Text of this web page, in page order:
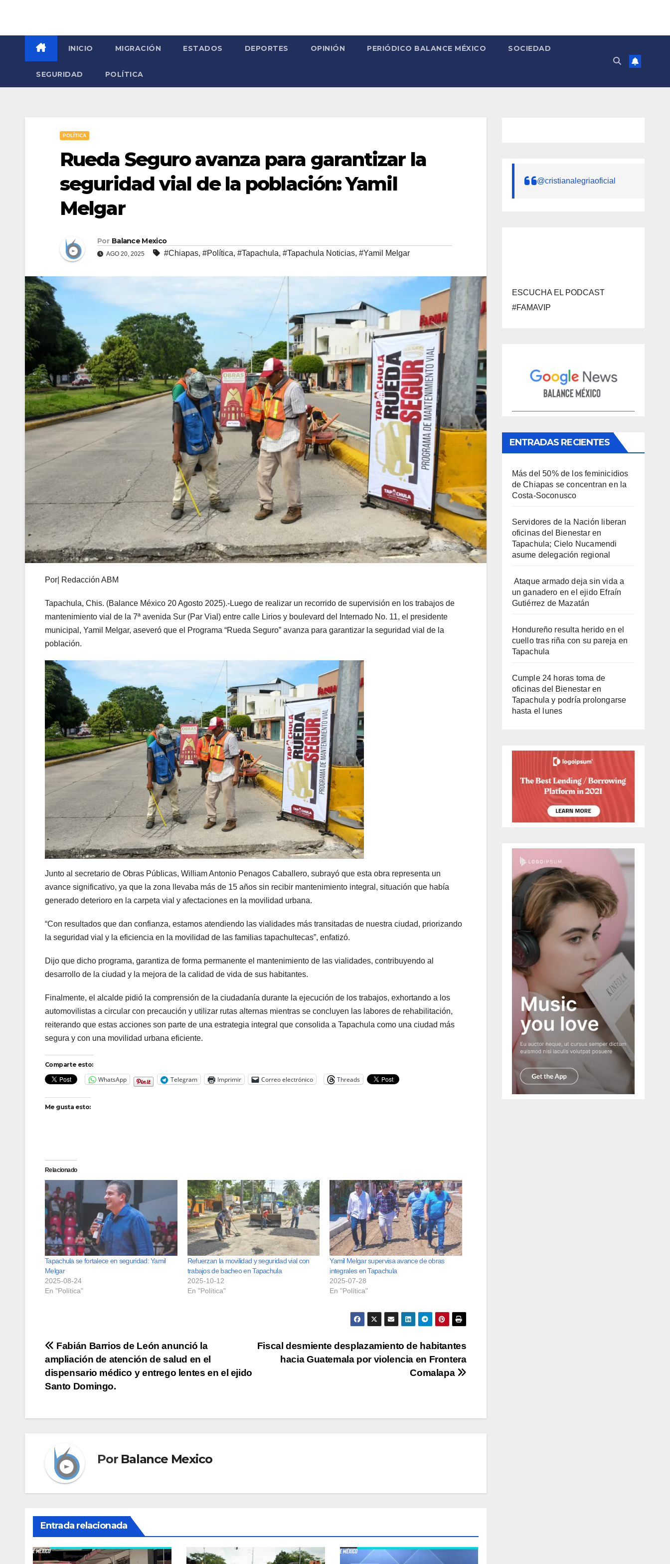
INICIO MIGRACIÓN ESTADOS DEPORTES OPINIÓN PERIÓDICO BALANCE MÉXICO SOCIEDAD
SEGURIDAD POLÍTICA
POLÍTICA
Rueda Seguro avanza para garantizar la
seguridad vial de la población: Yamil
Melgar
Por Balance Mexico
AGO 20, 2025 #Chiapas, #Política, #Tapachula, #Tapachula Noticias, #Yamil Melgar
Por| Redacción ABM
Tapachula, Chis. (Balance México 20 Agosto 2025).-Luego de realizar un recorrido de supervisión en los trabajos de
mantenimiento vial de la 7ª avenida Sur (Par Vial) entre calle Lirios y boulevard del Internado No. 11, el presidente
municipal, Yamil Melgar, aseveró que el Programa “Rueda Seguro” avanza para garantizar la seguridad vial de la
población.
Junto al secretario de Obras Públicas, William Antonio Penagos Caballero, subrayó que esta obra representa un
avance significativo, ya que la zona llevaba más de 15 años sin recibir mantenimiento integral, situación que había
generado deterioro en la carpeta vial y afectaciones en la movilidad urbana.
“Con resultados que dan confianza, estamos atendiendo las vialidades más transitadas de nuestra ciudad, priorizando
la seguridad vial y la eficiencia en la movilidad de las familias tapachultecas”, enfatizó.
Dijo que dicho programa, garantiza de forma permanente el mantenimiento de las vialidades, contribuyendo al
desarrollo de la ciudad y la mejora de la calidad de vida de sus habitantes.
Finalmente, el alcalde pidió la comprensión de la ciudadanía durante la ejecución de los trabajos, exhortando a los
automovilistas a circular con precaución y utilizar rutas alternas mientras se concluyen las labores de rehabilitación,
reiterando que estas acciones son parte de una estrategia integral que consolida a Tapachula como una ciudad más
segura y con una movilidad urbana eficiente.
Comparte esto:
WhatsApp Telegram Imprimir Correo electrónico Threads
Me gusta esto:
Relacionado
Tapachula se fortalece en seguridad: Yamil
Melgar
2025-08-24
En "Política"
Refuerzan la movilidad y seguridad vial con
trabajos de bacheo en Tapachula
2025-10-12
En "Política"
Yamil Melgar supervisa avance de obras
integrales en Tapachula
2025-07-28
En "Política"
Navegación
de
entradas
Fiscal desmiente desplazamiento de habitantes
hacia Guatemala por violencia en Frontera
Comalapa
Fabián Barrios de León anunció la
ampliación de atención de salud en el
dispensario médico y entrego lentes en el ejido
Santo Domingo.
Por Balance Mexico
Entrada relacionada
@cristianalegriaoficial
ESCUCHA EL PODCAST
#FAMAVIP
ENTRADAS RECIENTES
Más del 50% de los feminicidios
de Chiapas se concentran en la
Costa-Soconusco
Servidores de la Nación liberan
oficinas del Bienestar en
Tapachula; Cielo Nucamendi
asume delegación regional
Ataque armado deja sin vida a
un ganadero en el ejido Efraín
Gutiérrez de Mazatán
Hondureño resulta herido en el
cuello tras riña con su pareja en
Tapachula
Cumple 24 horas toma de
oficinas del Bienestar en
Tapachula y podría prolongarse
hasta el lunes